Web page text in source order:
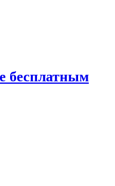
бесплатным